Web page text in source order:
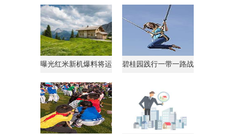
曝光红米新机爆料将运
碧桂园践行一带一路战